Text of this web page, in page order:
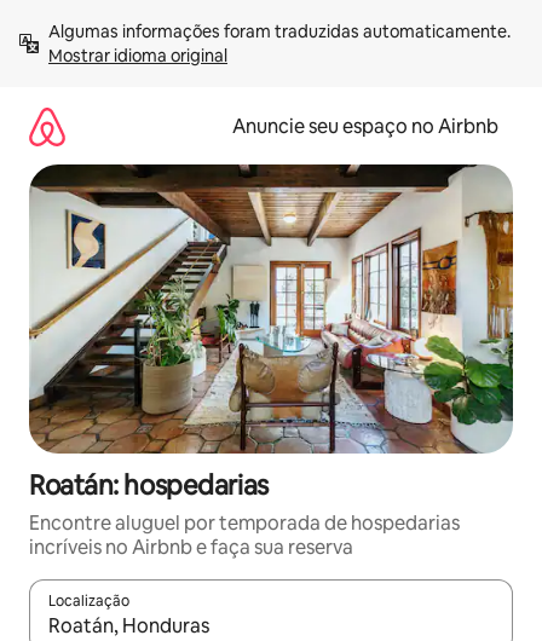
para
Mostrar idioma original
Anuncie seu espaço no Airbnb
Roatán: hospedarias
Encontre aluguel por temporada de hospedarias
incríveis no Airbnb e faça sua reserva
Localização
Quando os resultados estiverem disponíveis, explore-os